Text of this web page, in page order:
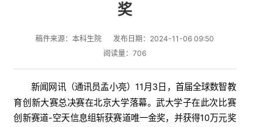
奖
稿件来源：本科生院
发布日期：2024-11-06 09:50
阅读量： 706
新闻网讯（通讯员孟小亮）11月3日，首届全球数智教
育创新大赛总决赛在北京大学落幕。武大学子在此次比赛
创新赛道-空天信息组斩获赛道唯一金奖，并获得10万元奖